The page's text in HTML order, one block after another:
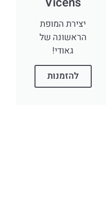
יצירת המופת
הראשונה של
גאודי!
להזמנות